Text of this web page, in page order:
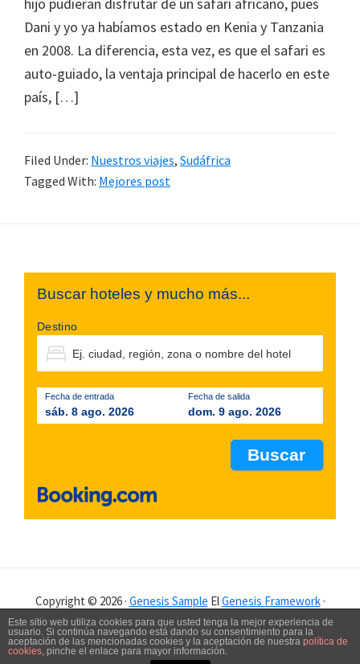
Dani y yo ya habíamos estado en Kenia y Tanzania
en 2008. La diferencia, esta vez, es que el safari es
auto-guiado, la ventaja principal de hacerlo en este
país, […]
Filed Under: Nuestros viajes, Sudáfrica
Tagged With: Mejores post
FooterBuscar hoteles y mucho más...
Destino
Fecha de entrada
sáb. 8 ago. 2026
Fecha de salida
dom. 9 ago. 2026
Copyright © 2026 · Genesis Sample ElGenesis Framework·
WordPress·Log in
POLÍTICA DE PRIVACIDAD
AVISO LEGAL
Este sitio web utiliza cookies para que usted tenga la mejor experiencia de
usuario. Si continúa navegando está dando su consentimiento para la
aceptación de las mencionadas cookies y la aceptación de nuestra política de
cookies, pinche el enlace para mayor información.